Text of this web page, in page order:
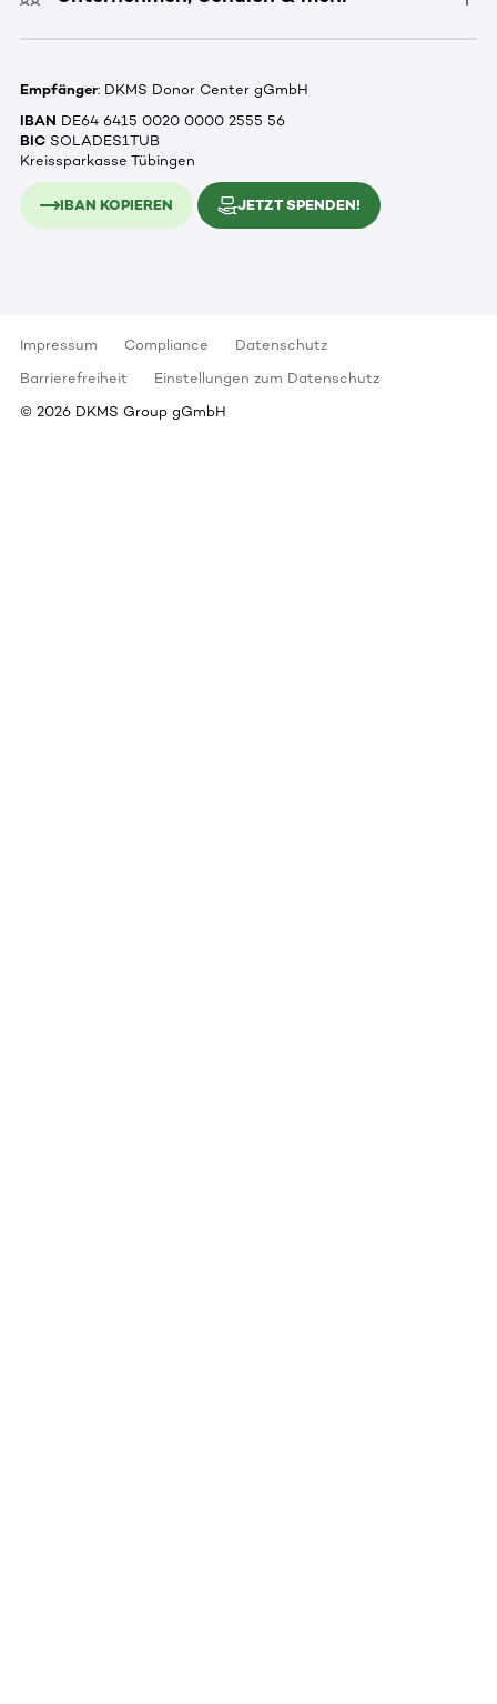
Empfänger: DKMS Donor Center gGmbH
IBAN DE64 6415 0020 0000 2555 56
BIC SOLADES1TUB
Kreissparkasse Tübingen
IBAN KOPIEREN JETZT SPENDEN!
Impressum Compliance
Datenschutz
Barrierefreiheit
Einstellungen zum Datenschutz
© 2026 DKMS Group gGmbH